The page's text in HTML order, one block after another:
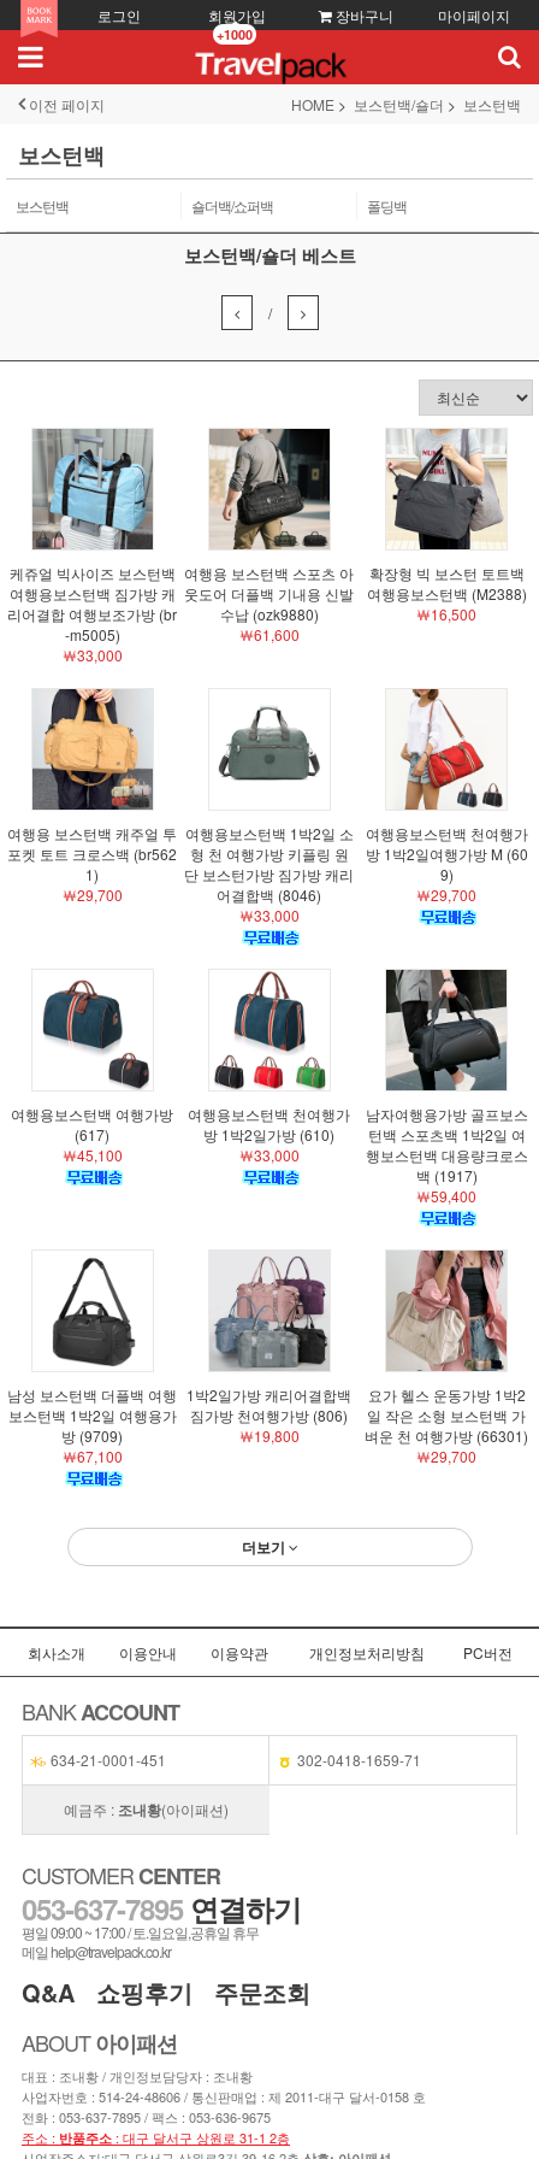
로그인 회원가입
+1000
장바구니 마이페이지
이전 페이지 HOME 보스턴백/숄더 보스턴백
보스턴백
보스턴백 숄더백/쇼퍼백 폴딩백
보스턴백/숄더 베스트
/
케쥬얼 빅사이즈 보스턴백
여행용보스턴백 짐가방 캐
리어결합 여행보조가방 (br
-m5005)
￦33,000
여행용 보스턴백 스포츠 아
웃도어 더플백 기내용 신발
수납 (ozk9880)
￦61,600
확장형 빅 보스턴 토트백
여행용보스턴백 (M2388)
￦16,500
여행용 보스턴백 캐주얼 투
포켓 토트 크로스백 (br562
1)
￦29,700
여행용보스턴백 1박2일 소
형 천 여행가방 키플링 원
단 보스턴가방 짐가방 캐리
어결합백 (8046)
￦33,000
여행용보스턴백 천여행가
방 1박2일여행가방 M (60
9)
￦29,700
여행용보스턴백 여행가방
(617)
￦45,100
여행용보스턴백 천여행가
방 1박2일가방 (610)
￦33,000
남자여행용가방 골프보스
턴백 스포츠백 1박2일 여
행보스턴백 대용량크로스
백 (1917)
￦59,400
남성 보스턴백 더플백 여행
보스턴백 1박2일 여행용가
방 (9709)
￦67,100
1박2일가방 캐리어결합백
짐가방 천여행가방 (806)
￦19,800
요가 헬스 운동가방 1박2
일 작은 소형 보스턴백 가
벼운 천 여행가방 (66301)
￦29,700
더보기
회사소개 이용안내 이용약관 개인정보처리방침 PC버전
BANKACCOUNT
634-21-0001-451 302-0418-1659-71
예금주 : 조내황(아이패션)
CUSTOMERCENTER
053-637-7895 연결하기
평일 09:00 ~ 17:00 / 토.일요일,공휴일 휴무
메일 help@travelpack.co.kr
Q&A 쇼핑후기 주문조회
ABOUT아이패션
대표 : 조내황 / 개인정보담당자 : 조내황
사업자번호 : 514-24-48606 / 통신판매업 : 제 2011-대구 달서-0158 호
전화 : 053-637-7895/ 팩스 : 053-636-9675
주소 : 반품주소 : 대구 달서구 상원로 31-1 2층